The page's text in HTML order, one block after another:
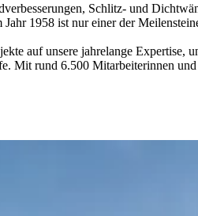
Schlitz- und
1958 ist nur einer der
auf unsere jahrelange Expertise,
Mit rund 6.500 Mitarbeiterinnen